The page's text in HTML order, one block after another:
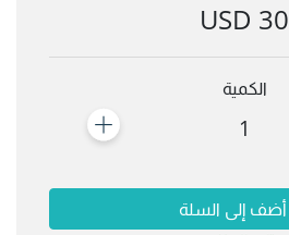
30 USD
الكمية
1
أضف إلى السلة